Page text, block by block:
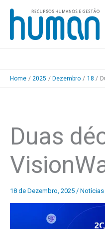
Skip
content
Home 2025 Dezembro 18
Duas
18 de Dezembro, 2025 / Notícias